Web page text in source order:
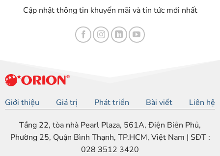
Cập nhật thông tin khuyến mãi và tin tức mới nhất
Giới thiệu Giá trị Phát triển Bài viết Liên hệ
Tầng 22, tòa nhà Pearl Plaza, 561A, Điện Biên Phủ,
Phường 25, Quận Bình Thạnh, TP.HCM, Việt Nam | SĐT :
028 3512 3420